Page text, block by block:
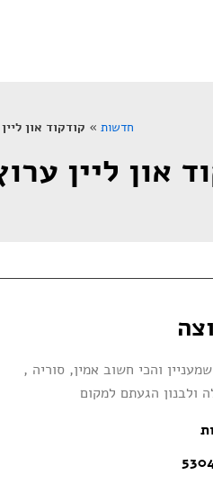
חדשות » קודקוד און
און ליין
והכי חשוב אמין, סוריה ,
ולבנון הגעתם למקום